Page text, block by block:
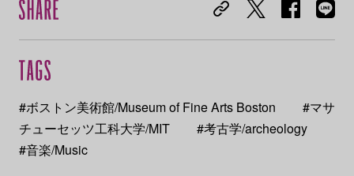
#ボストン美術館/Museum of Fine Arts Boston
#マサ
チューセッツ工科大学/MIT
#考古学/archeology
#音楽/Music